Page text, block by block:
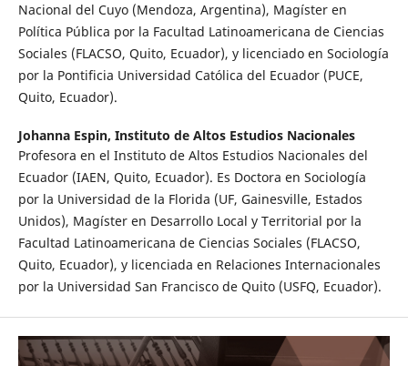
Nacional del Cuyo (Mendoza, Argentina), Magíster en
Política Pública por la Facultad Latinoamericana de Ciencias
Sociales (FLACSO, Quito, Ecuador), y licenciado en Sociología
por la Pontificia Universidad Católica del Ecuador (PUCE,
Quito, Ecuador).
Johanna Espin, Instituto de Altos Estudios Nacionales
Profesora en el Instituto de Altos Estudios Nacionales del
Ecuador (IAEN, Quito, Ecuador). Es Doctora en Sociología
por la Universidad de la Florida (UF, Gainesville, Estados
Unidos), Magíster en Desarrollo Local y Territorial por la
Facultad Latinoamericana de Ciencias Sociales (FLACSO,
Quito, Ecuador), y licenciada en Relaciones Internacionales
por la Universidad San Francisco de Quito (USFQ, Ecuador).